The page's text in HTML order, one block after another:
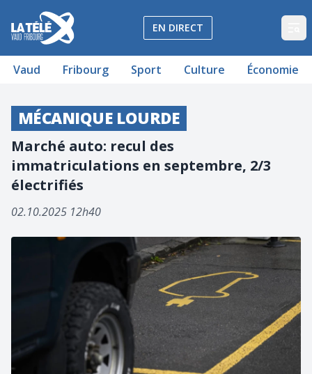
La Télé - Télévision régionale Vaud et Fribourg
EN DIRECT
Vaud Fribourg Sport Culture Économie
MÉCANIQUE LOURDE
Marché auto: recul des
immatriculations en septembre, 2/3
électrifiés
02.10.2025 12h40